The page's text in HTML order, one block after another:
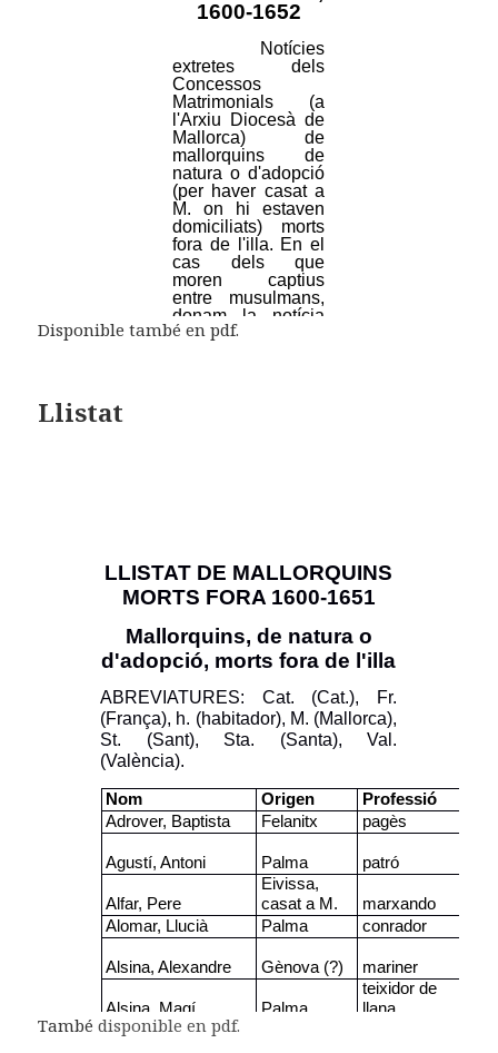
Disponible també en pdf.
Llistat
Tambédisponible en pdf.